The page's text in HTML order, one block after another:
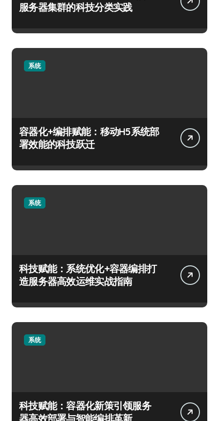
服务器集群的科技分类实践
系统
容器化+编排赋能：移动H5系统部
署效能的科技跃迁
系统
科技赋能：系统优化+容器编排打
造服务器高效运维实战指南
系统
科技赋能：容器化新策引领服务
器高效部署与智能编排革新